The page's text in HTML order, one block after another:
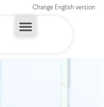
Change English version